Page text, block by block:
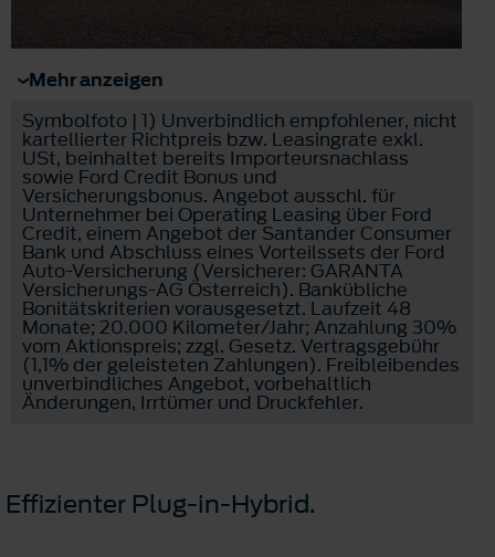
Mehr anzeigen
Symbolfoto | 1) Unverbindlich empfohlener, nicht
kartellierter Richtpreis bzw. Leasingrate exkl.
USt, beinhaltet bereits Importeursnachlass
sowie Ford Credit Bonus und
Versicherungsbonus. Angebot ausschl. für
Unternehmer bei Operating Leasing über Ford
Credit, einem Angebot der Santander Consumer
Bank und Abschluss eines Vorteilssets der Ford
Auto-Versicherung (Versicherer: GARANTA
Versicherungs-AG Österreich). Bankübliche
Bonitätskriterien vorausgesetzt. Laufzeit 48
Monate; 20.000 Kilometer/Jahr; Anzahlung 30%
vom Aktionspreis; zzgl. Gesetz. Vertragsgebühr
(1,1% der geleisteten Zahlungen). Freibleibendes
unverbindliches Angebot, vorbehaltlich
Änderungen, Irrtümer und Druckfehler.
Effizienter Plug-in-Hybrid.